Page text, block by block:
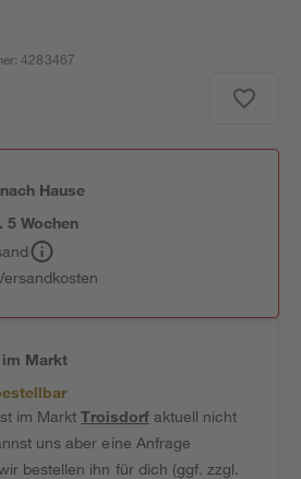
:4283467
Hause
5 Wochen
Markt
im MarktTroisdorfaktuell nicht
uns aber eine Anfrage
bestellen ihn für dich (ggf. zzgl.